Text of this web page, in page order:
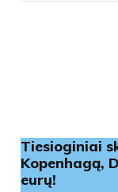
Tiesioginiai
Kopenhagą,
eurų!